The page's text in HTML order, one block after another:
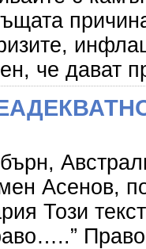
че дават
Асенов,
Този
Право